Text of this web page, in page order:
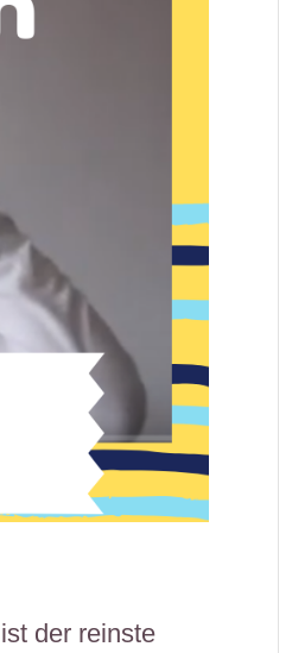
der reinste